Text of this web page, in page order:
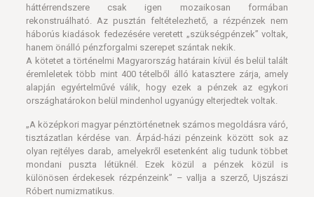
háttérrendszere csak igen mozaikosan formában
rekonstruálható. Az pusztán feltételezhető, a rézpénzek nem
háborús kiadások fedezésére veretett „szükségpénzek” voltak,
hanem önálló pénzforgalmi szerepet szántak nekik.
A kötetet a történelmi Magyarország határain kívül és belül talált
éremleletek több mint 400 tételből álló katasztere zárja, amely
alapján egyértelművé válik, hogy ezek a pénzek az egykori
országhatárokon belül mindenhol ugyanúgy elterjedtek voltak.
„A középkori magyar pénztörténetnek számos megoldásra váró,
tisztázatlan kérdése van. Árpád-házi pénzeink között sok az
olyan rejtélyes darab, amelyekről esetenként alig tudunk többet
mondani puszta létüknél. Ezek közül a pénzek közül is
különösen érdekesek rézpénzeink” – vallja a szerző, Ujszászi
Róbert numizmatikus.